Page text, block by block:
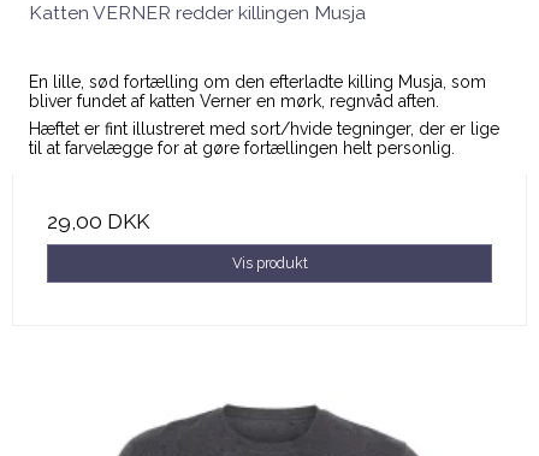
Katten VERNER redder killingen Musja
En lille, sød fortælling om den efterladte killing Musja, som
bliver fundet af katten Verner en mørk, regnvåd aften.
Hæftet er fint illustreret med sort/hvide tegninger, der er lige
til at farvelægge for at gøre fortællingen helt personlig.
29,00 DKK
Vis produkt